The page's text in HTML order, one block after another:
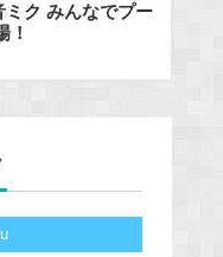
ク みんなでプー
！